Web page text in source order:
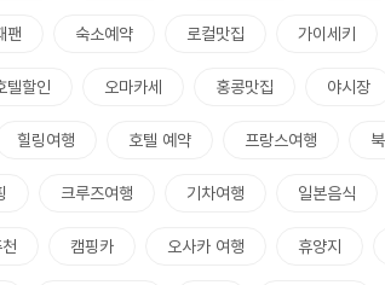
팬 숙소예약 로컬맛집 가이세키
텔할인 오마카세 홍콩맛집 야시장
힐링여행 호텔 예약 프랑스여행
크루즈여행 기차여행 일본음식
캠핑카 오사카 여행 휴양지